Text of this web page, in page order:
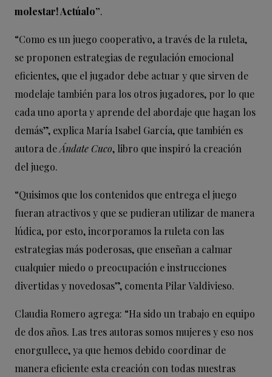
molestar! Actúalo”.
“Como es un juego cooperativo, a través de la ruleta,
se proponen estrategias de regulación emocional
eficientes, que el jugador debe actuar y que sirven de
modelaje también para los otros jugadores, por lo que
cada uno aporta y aprende del abordaje que hagan los
demás”, explica María Isabel García, que también es
autora deÁndate Cuco, libro que inspiró la creación
del juego.
“Quisimos que los contenidos que entrega el juego
fueran atractivos y que se pudieran utilizar de manera
lúdica, por esto, incorporamos la ruleta con las
estrategias más poderosas, que enseñan a calmar
cualquier miedo o preocupación e instrucciones
divertidas y novedosas”, comenta Pilar Valdivieso.
Claudia Romero agrega: “Ha sido un trabajo en equipo
de dos años. Las tres autoras somos mujeres y eso nos
enorgullece, ya que hemos debido coordinar de
manera eficiente esta creación con todas nuestras